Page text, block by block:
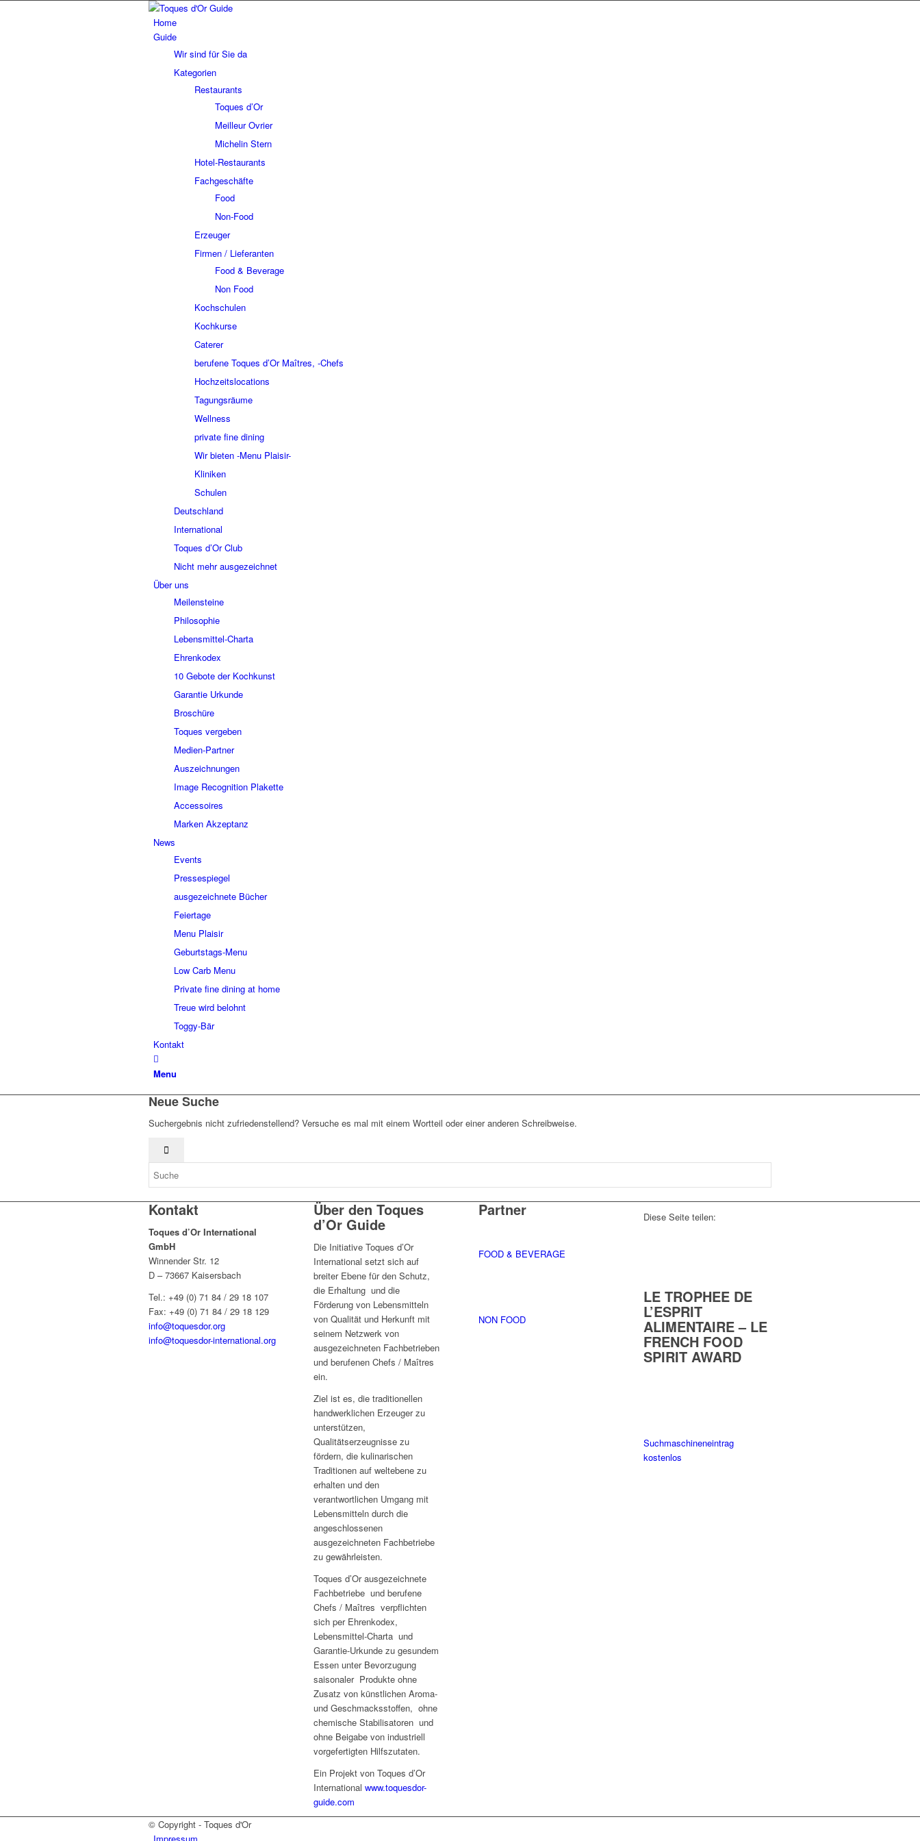
Home
Guide
Wir sind für Sie da
Kategorien
Restaurants
Toques d’Or
Meilleur Ovrier
Michelin Stern
Hotel-Restaurants
Fachgeschäfte
Food
Non-Food
Erzeuger
Firmen / Lieferanten
Food & Beverage
Non Food
Kochschulen
Kochkurse
Caterer
berufene Toques d’Or Maîtres, -Chefs
Hochzeitslocations
Tagungsräume
Wellness
private fine dining
Wir bieten -Menu Plaisir-
Kliniken
Schulen
Deutschland
International
Toques d’Or Club
Nicht mehr ausgezeichnet
Über uns
Meilensteine
Philosophie
Lebensmittel-Charta
Ehrenkodex
10 Gebote der Kochkunst
Garantie Urkunde
Broschüre
Toques vergeben
Medien-Partner
Auszeichnungen
Image Recognition Plakette
Accessoires
Marken Akzeptanz
News
Events
Pressespiegel
ausgezeichnete Bücher
Feiertage
Menu Plaisir
Geburtstags-Menu
Low Carb Menu
Private fine dining at home
Treue wird belohnt
Toggy-Bär
Kontakt
Menu
Neue Suche
Suchergebnis nicht zufriedenstellend? Versuche es mal mit einem Wortteil oder einer anderen Schreibweise.
Kontakt
Toques d’Or International
GmbH
Winnender Str. 12
D – 73667 Kaisersbach
Tel.: +49 (0) 71 84 / 29 18 107
Fax: +49 (0) 71 84 / 29 18 129
info@toquesdor.org
info@toquesdor-international.org
Über den Toques
d’Or Guide
Die Initiative Toques d’Or
International setzt sich auf
breiter Ebene für den Schutz,
die Erhaltung und die
Förderung von Lebensmitteln
von Qualität und Herkunft mit
seinem Netzwerk von
ausgezeichneten Fachbetrieben
und berufenen Chefs / Maîtres
ein.
Ziel ist es, die traditionellen
handwerklichen Erzeuger zu
unterstützen,
Qualitätserzeugnisse zu
fördern, die kulinarischen
Traditionen auf weltebene zu
erhalten und den
verantwortlichen Umgang mit
Lebensmitteln durch die
angeschlossenen
ausgezeichneten Fachbetriebe
zu gewährleisten.
Toques d’Or ausgezeichnete
Fachbetriebe und berufene
Chefs / Maîtres verpflichten
sich per Ehrenkodex,
Lebensmittel-Charta und
Garantie-Urkunde zu gesundem
Essen unter Bevorzugung
saisonaler Produkte ohne
Zusatz von künstlichen Aroma-
und Geschmacksstoffen, ohne
chemische Stabilisatoren und
ohne Beigabe von industriell
vorgefertigten Hilfszutaten.
Ein Projekt von Toques d’Or
Internationalwww.toquesdor-
guide.com
Partner
FOOD & BEVERAGE
NON FOOD
Diese Seite teilen:
LE TROPHEE DE
L’ESPRIT
ALIMENTAIRE – LE
FRENCH FOOD
SPIRIT AWARD
Suchmaschineneintrag
kostenlos
© Copyright - Toques d'Or